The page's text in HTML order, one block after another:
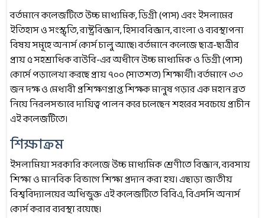
বর্তমানে কলেজটিতে উচ্চ মাধ্যমিক, ডিগ্রী (পাস) এবং ইসলামের
ইতিহাস ও সংস্কৃতি, রাষ্ট্রবিজ্ঞান, হিসাববিজ্ঞান, বাংলা ও ব্যবস্থাপনা
বিষয় সমূহে অনার্স কোর্স চালু আছে। বর্তমানে কলেজে ছাত্র-ছাত্রীর
প্রায় ৫ সহশ্রাধিক বাউবি-এর অধীনে উচ্চ মাধ্যমিক ও ডিগ্রী (পাস)
কোর্সে পড়ালেখা করছে প্রায় ৭০০ (সাতশত) শিক্ষার্থী। বর্তমানে ৩৩
জন দক্ষ ও মেধাবী প্রশিক্ষণপ্রাপ্ত শিক্ষক মানুষ গড়ার এক মহান ব্রত
নিয়ে নিরলসভাবে দায়িত্ব পালন করে চলেছেন শহরের সবচেয়ে প্রাচীন
এই কলেজটিতে।
শিক্ষাক্রম
ইসলামিয়া সরকারি কলেজে উচ্চ মাধ্যমিক শ্রেণীতে বিজ্ঞান, ব্যবসায়
শিক্ষা ও মানবিক বিভাগে শিক্ষা প্রদান করা হয়। এছাড়া জাতীয়
বিশ্ববিদ্যালয়ের অধিভুক্ত এই কলেজটিতে বিবিএ, বিএসসি অনার্স
কোর্স করার ব্যবস্থা রয়েছে।